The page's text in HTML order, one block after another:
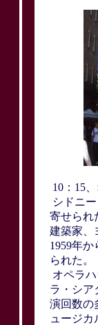
10：15
シドニ
寄せられ
建築家、
1959年
られた。
オペラ
ラ・シア
演回数の
ュージ